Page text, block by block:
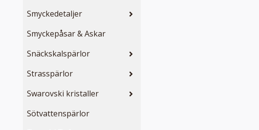
Smyckedetaljer
Smyckepåsar & Askar
Snäckskalspärlor
Strasspärlor
Swarovski kristaller
Sötvattenspärlor